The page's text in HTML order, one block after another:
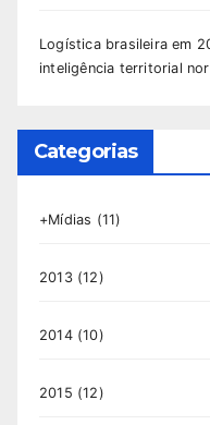
Logística brasileira em
inteligência territorial
Categorias
+Mídias (11)
2013(12)
2014(10)
2015 (12)